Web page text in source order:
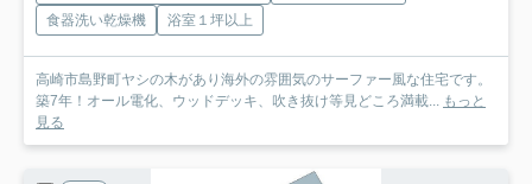
食器洗い乾燥機
浴室１坪以上
高崎市島野町ヤシの木があり海外の雰囲気のサーファー風な住宅です。
築7年！オール電化、ウッドデッキ、吹き抜け等見どころ満載... もっと
見る